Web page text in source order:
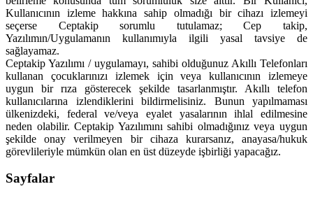
Kullanıcının izleme hakkına sahip olmadığı bir cihazı izlemeyi
seçerse Ceptakip sorumlu tutulamaz; Cep takip,
Yazılımın/Uygulamanın kullanımıyla ilgili yasal tavsiye de
sağlayamaz.
Ceptakip Yazılımı / uygulamayı, sahibi olduğunuz Akıllı Telefonları
kullanan çocuklarınızı izlemek için veya kullanıcının izlemeye
uygun bir rıza gösterecek şekilde tasarlanmıştır. Akıllı telefon
kullanıcılarına izlendiklerini bildirmelisiniz. Bunun yapılmaması
ülkenizdeki, federal ve/veya eyalet yasalarının ihlal edilmesine
neden olabilir. Ceptakip Yazılımını sahibi olmadığınız veya uygun
şekilde onay verilmeyen bir cihaza kurarsanız, anayasa/hukuk
görevlileriyle mümkün olan en üst düzeyde işbirliği yapacağız.
Sayfalar